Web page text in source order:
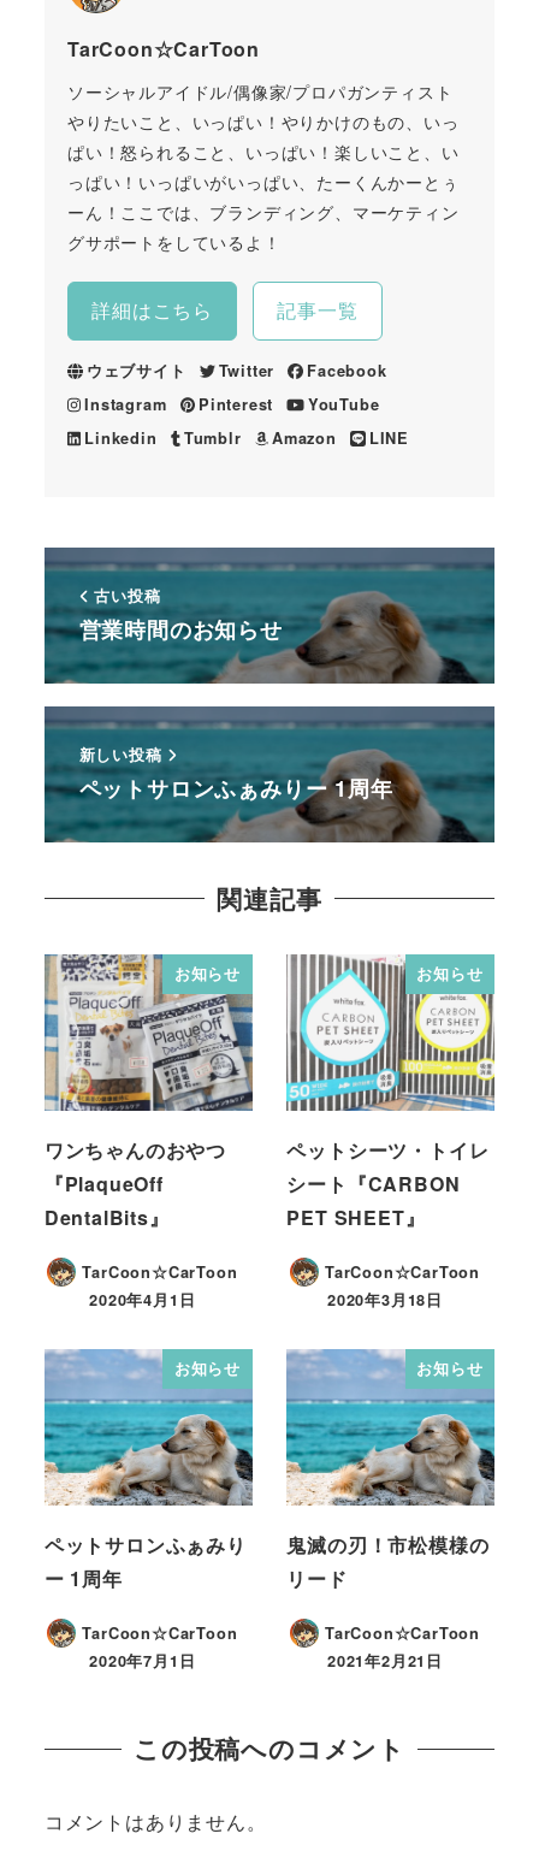
TarCoon☆CarToon
ソーシャルアイドル/偶像家/プロパガンティスト
やりたいこと、いっぱい！やりかけのもの、いっ
ぱい！怒られること、いっぱい！楽しいこと、い
っぱい！いっぱいがいっぱい、たーくんかーとぅ
ーん！ここでは、ブランディング、マーケティン
グサポートをしているよ！
詳細はこちら 記事一覧
ウェブサイト Twitter
Facebook
Instagram
Pinterest
YouTube
Linkedin
Tumblr Amazon LINE
古い投稿
営業時間のお知らせ
新しい投稿
ペットサロンふぁみりー 1周年
関連記事
お知らせ
ワンちゃんのおやつ
『PlaqueOff
DentalBits』
TarCoon☆CarToon
2020年4月1日
お知らせ
ペットシーツ・トイレ
シート『CARBON
PET SHEET』
TarCoon☆CarToon
2020年3月18日
お知らせ
ペットサロンふぁみり
ー 1周年
TarCoon☆CarToon
2020年7月1日
お知らせ
鬼滅の刃！市松模様の
リード
TarCoon☆CarToon
2021年2月21日
この投稿へのコメント
コメントはありません。